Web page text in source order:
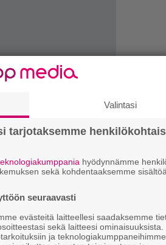
Valintasi
tarjotaksemme
hyödynnämme
sekä kohdentaaksemme
seuraavasti
evästeitä laitteellesi saadaksemme
sekä laitteesi ominaisuuksista.
ja teknologiakumppaneihimme